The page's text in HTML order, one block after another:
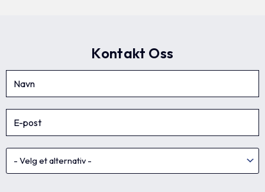
Kontakt Oss